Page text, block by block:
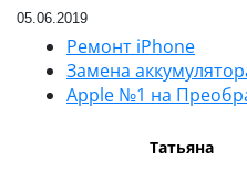
05.06.2019
Ремонт iPhone
Замена
Apple №1 на
Татьяна